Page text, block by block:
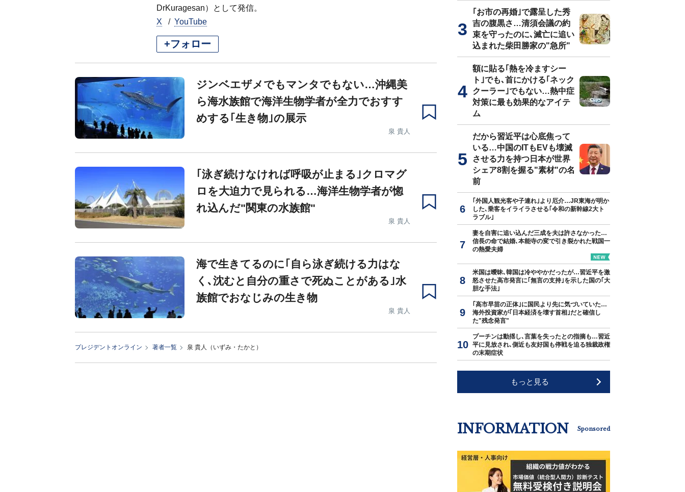
DrKuragesan）として発信。
X
YouTube
+フォロー
ジンベエザメでもマンタでもない…沖縄美
ら海水族館で海洋生物学者が全力でおすす
めする｢生き物｣の展示
泉 貴人
｢泳ぎ続けなければ呼吸が止まる｣クロマグ
ロを大迫力で見られる…海洋生物学者が惚
れ込んだ"関東の水族館"
泉 貴人
海で生きてるのに｢自ら泳ぎ続ける力はな
く､沈むと自分の重さで死ぬことがある｣水
族館でおなじみの生き物
泉 貴人
プレジデントオンライン 著者一覧 泉 貴人（いずみ・たかと）
｢お市の再婚｣で露呈した秀
吉の腹黒さ…清須会議の約
束を守ったのに､滅亡に追い
込まれた柴田勝家の"急所"
額に貼る｢熱を冷ますシー
ト｣でも､首にかける｢ネック
クーラー｣でもない…熱中症
対策に最も効果的なアイテ
ム
だから習近平は心底焦って
いる…中国のITもEVも壊滅
させる力を持つ日本が世界
シェア8割を握る"素材"の名
前
｢外国人観光客や子連れ｣より厄介…JR東海が明か
した､乗客をイライラさせる｢令和の新幹線2大ト
ラブル｣
妻を自害に追い込んだ三成を夫は許さなかった…
信長の命で結婚､本能寺の変で引き裂かれた戦国一
の熱愛夫婦
米国は曖昧､韓国は冷ややかだったが…習近平を激
怒させた高市発言に｢無言の支持｣を示した国の｢大
胆な手法｣
｢高市早苗の正体｣に国民より先に気づいていた…
海外投資家が｢日本経済を壊す首相｣だと確信し
た"残念発言"
プーチンは動揺し､言葉を失ったとの指摘も…習近
平に見放され､側近も友好国も停戦を迫る独裁政権
の末期症状
もっと見る
INFORMATION Sponsored